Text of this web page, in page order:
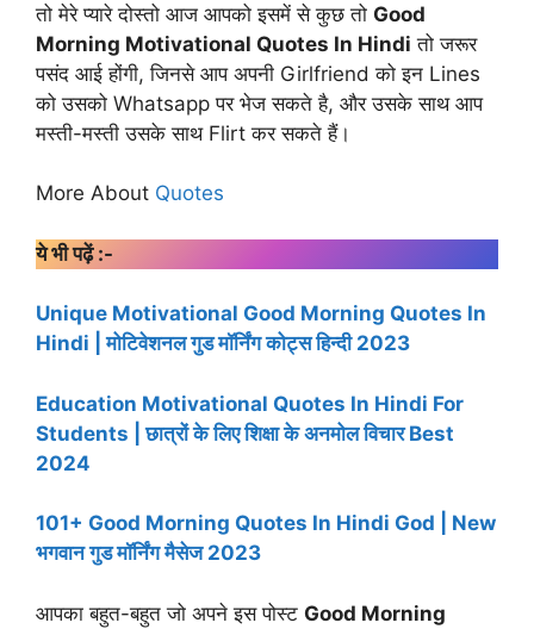
तो मेरे प्यारे दोस्तो आज आपको इसमें से कुछ तो Good
Morning Motivational Quotes In Hindi तो जरूर
पसंद आई होंगी, जिनसे आप अपनी Girlfriend को इन Lines
को उसको Whatsapp पर भेज सकते है, और उसके साथ आप
मस्ती-मस्ती उसके साथ Flirt कर सकते हैं।
More About Quotes
ये भी पढ़ें :-
Unique Motivational Good Morning Quotes In
Hindi | मोटिवेशनल गुड मॉर्निंग कोट्स हिन्दी 2023
Education Motivational Quotes In Hindi For
Students | छात्रों के लिए शिक्षा के अनमोल विचार Best
2024
101+ Good Morning Quotes In Hindi God | New
भगवान गुड मॉर्निंग मैसेज 2023
आपका बहुत-बहुत जो अपने इस पोस्ट Good Morning